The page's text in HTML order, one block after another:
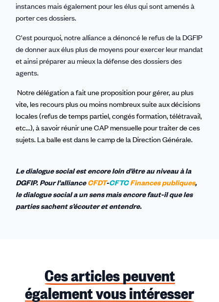
instances mais également pour les élus qui sont amenés à
porter ces dossiers.
C'est pourquoi, notre alliance a dénoncé le refus de la DGFIP
dedonner aux élus plus de moyens pour exercer leur mandat
et ainsi préparer au mieux la défense des dossiers des
agents.
Notre délégation a fait une proposition pour gérer, au plus
vite, les recours plus ou moins nombreux suite aux décisions
locales (refus de temps partiel, congés formation, télétravail,
etc...), à savoir réunir une CAP mensuelle pour traiter de ces
sujets. La balle est dans le camp de la Direction Générale.
Le dialogue social est encore loin d’être au niveau à la
DGFIP. Pour l'allianceCFDT-CFTC Finances publiques,
le dialogue social a un sens mais encore faut-il que les
parties sachent s’écouter et entendre.
Ces articles peuvent
également vous intéresser